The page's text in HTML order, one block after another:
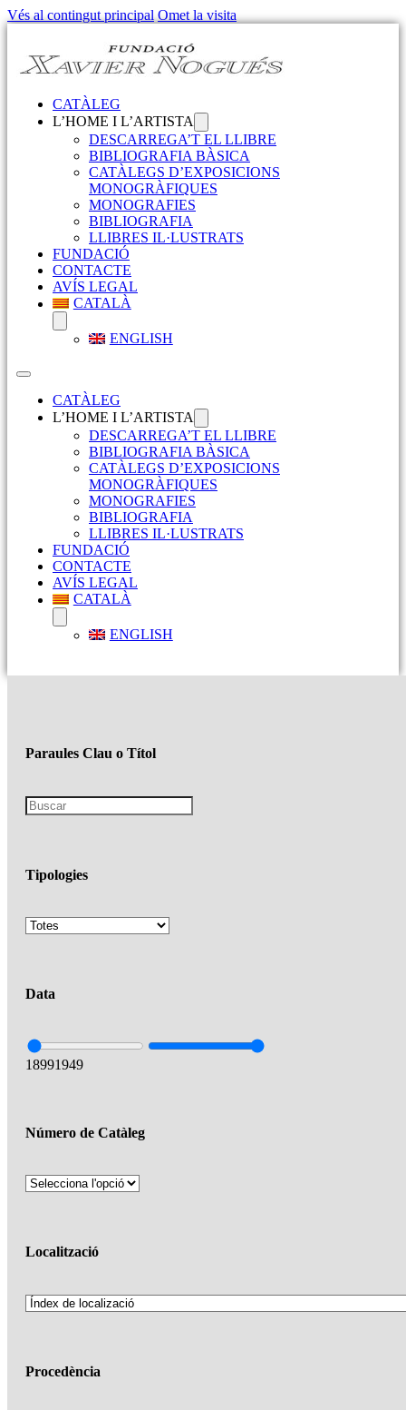
Vés al contingut principal Omet la visita
CATÀLEG
L’HOME I L’ARTISTA
DESCARREGA’T EL LLIBRE
BIBLIOGRAFIA BÀSICA
CATÀLEGS D’EXPOSICIONS
MONOGRÀFIQUES
MONOGRAFIES
BIBLIOGRAFIA
LLIBRES IL·LUSTRATS
FUNDACIÓ
CONTACTE
AVÍS LEGAL
CATALÀ
ENGLISH
CATÀLEG
L’HOME I L’ARTISTA
DESCARREGA’T EL LLIBRE
BIBLIOGRAFIA BÀSICA
CATÀLEGS D’EXPOSICIONS
MONOGRÀFIQUES
MONOGRAFIES
BIBLIOGRAFIA
LLIBRES IL·LUSTRATS
FUNDACIÓ
CONTACTE
AVÍS LEGAL
CATALÀ
ENGLISH
Paraules Clau o Títol
Tipologies
Data
18991949
Número de Catàleg
Localització
Procedència